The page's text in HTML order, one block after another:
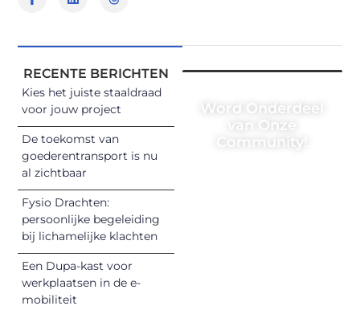
RECENTE BERICHTEN
Kies het juiste staaldraad
voor jouw project
De toekomst van
goederentransport is nu
al zichtbaar
Fysio Drachten:
persoonlijke begeleiding
bij lichamelijke klachten
Een Dupa-kast voor
werkplaatsen in de e-
mobiliteit
Word Onderdeel
van Onze
Community!